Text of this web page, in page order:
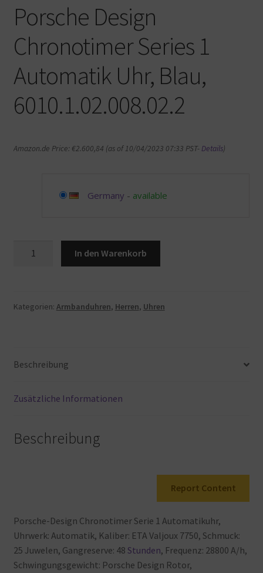
Porsche Design
Chronotimer Series 1
Automatik Uhr, Blau,
6010.1.02.008.02.2
Amazon.de Price: €2.600,84 (as of 10/04/2023 07:33 PST- Details)
Germany - available
1
6010.1.02.008.02.2
In den Warenkorb
Kategorien: Armbanduhren, Herren, Uhren
Beschreibung
Zusätzliche Informationen
Beschreibung
Report Content
Porsche-Design Chronotimer Serie 1 Automatikuhr,
Uhrwerk: Automatik, Kaliber: ETA Valjoux 7750, Schmuck:
25 Juwelen, Gangreserve: 48 Stunden, Frequenz: 28800 A/h,
Schwingungsgewicht: Porsche Design Rotor,